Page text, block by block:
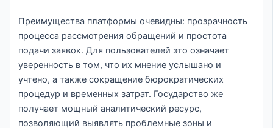
Преимущества платформы очевидны: прозрачность
процесса рассмотрения обращений и простота
подачи заявок. Для пользователей это означает
уверенность в том, что их мнение услышано и
учтено, а также сокращение бюрократических
процедур и временных затрат. Государство же
получает мощный аналитический ресурс,
позволяющий выявлять проблемные зоны и